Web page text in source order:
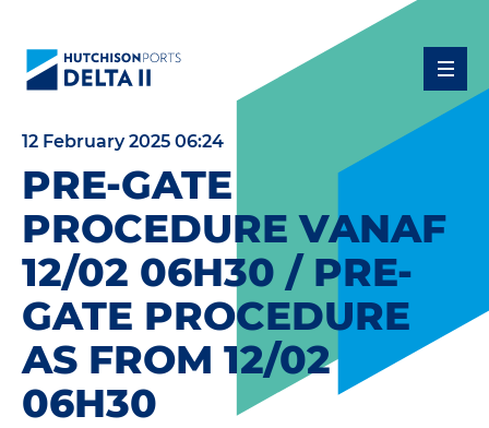
12 February 2025 06:24
PRE-GATE
PROCEDURE VANAF
12/02 06H30 / PRE-
GATE PROCEDURE
AS FROM 12/02
06H30